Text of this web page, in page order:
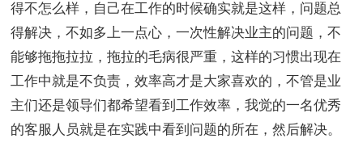
得不怎么样，自己在工作的时候确实就是这样，问题总
得解决，不如多上一点心，一次性解决业主的问题，不
能够拖拖拉拉，拖拉的毛病很严重，这样的习惯出现在
工作中就是不负责，效率高才是大家喜欢的，不管是业
主们还是领导们都希望看到工作效率，我觉的一名优秀
的客服人员就是在实践中看到问题的所在，然后解决。